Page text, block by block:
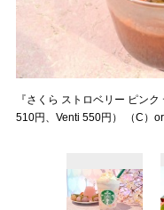
『さくら ストロベリー ピン
510円、Venti 550円） （C）